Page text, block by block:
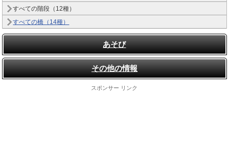
すべての階段（12種）
すべての橋（14種）
あそび
その他の情報
スポンサー リンク